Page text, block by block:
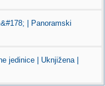
| Panoramski
jedinice | Uknjižena |